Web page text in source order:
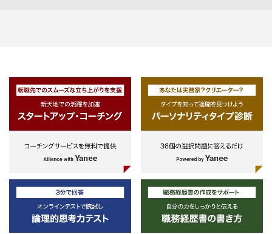
・個別のプログラム（オープンイノ
ベーション、研究シーズの事業化
等）に対する、スタートアップや地
域企業、大学研究者等への伴走支援
・ジュニアメンバー育成に向けた社
内トレーニングの企画・実行
ツールの試行（PoC）の実施、及
所管ソリューションの管理
・BPR方法論のブラッシュアッ
行内向け研修の実施